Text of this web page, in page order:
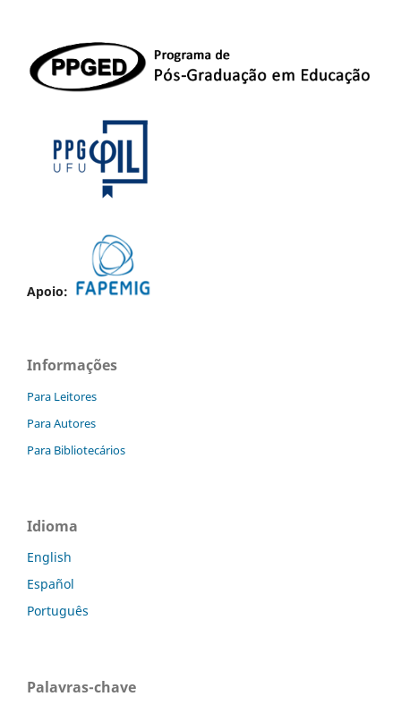
Apoio:
Informações
Para Leitores
Para Autores
Para Bibliotecários
Idioma
English
Español
Português
Palavras-chave